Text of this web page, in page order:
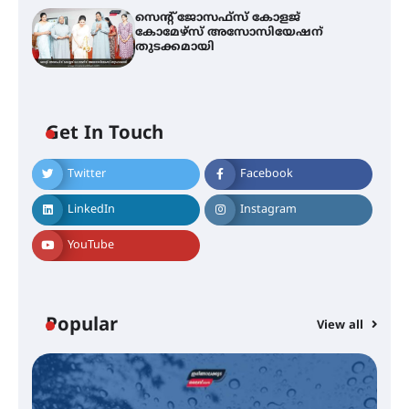
സെന്റ് ജോസഫ്സ് കോളജ്
കോമേഴ്‌സ് അസോസിയേഷന്
തുടക്കമായി
Get In Touch
Twitter Facebook
LinkedIn Instagram
YouTube
Popular View all
എം.ജി. യൂണിവേഴ്‌സിറ്റിയിൽ നിന്ന്
ഇംഗ്ളീഷ് സാഹിത്യത്തിൽ
ഡോക്ടറേറ്റ് നേടിയ എൻ. ആര്യ
വെള്ളിയാഴ്ച സ്‌ക്രീൻ ചെയ്യുന്നു
സെന്റ് ജോസഫ്സ് കോളജ്